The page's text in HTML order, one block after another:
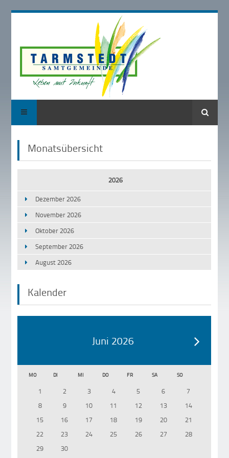
Suche
Monatsübersicht
2026
Dezember 2026
November 2026
Oktober 2026
September 2026
August 2026
Kalender
Juni 2026
MO DI MI DO FR SA SO
1 2 3 4 5 6
7
8
9 10 11 12 13
14
15
16 17 18 19 20
21
22
23 24 25 26 27
28
29
30